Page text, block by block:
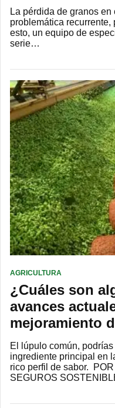
La pérdida de granos
problemática
esto, un equipo de
serie…
AGRICULTURA
¿Cuáles son
avances
mejoramiento
El lúpulo común,
ingrediente principal en
rico perfil de sabor.
SEGUROS